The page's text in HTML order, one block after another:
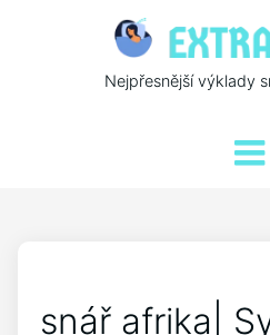
Nejpřesnější výklady
snář afrika|